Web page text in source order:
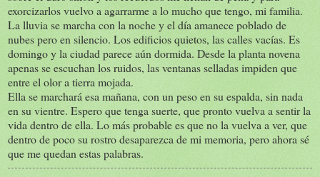
exorcizarlos vuelvo a agarrarme a lo mucho que tengo, mi familia.
La lluvia se marcha con la noche y el día amanece poblado de
nubes pero en silencio. Los edificios quietos, las calles vacías. Es
domingo y la ciudad parece aún dormida. Desde la planta novena
apenas se escuchan los ruidos, las ventanas selladas impiden que
entre el olor a tierra mojada.
Ella se marchará esa mañana, con un peso en su espalda, sin nada
en su vientre. Espero que tenga suerte, que pronto vuelva a sentir la
vida dentro de ella. Lo más probable es que no la vuelva a ver, que
dentro de poco su rostro desaparezca de mi memoria, pero ahora sé
que me quedan estas palabras.